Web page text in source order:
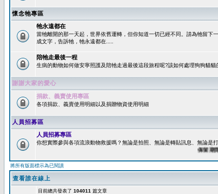
懷念牠專區
牠永遠都在
當牠離開的那一天起，世界依舊運轉，但你知道一切已經不同。請為牠留下
成文字，告訴牠，牠永遠都在.....
陪牠走最後一程
生病的動物如何做安寧照護及陪牠走過最後這段旅程呢?該如何處理狗狗貓貓
謝謝大家的愛心
捐款、義賣使用專區
各項捐款、義賣使用明細以及捐贈物資使用明細
人員招募區
人員招募專區
你想實際參與各項流浪動物救援嗎？無論是拍照、無論是轉貼訊息、無論是
保留期限
將所有版面標示為已閱讀
查看誰在線上
目前總共發表了 104011 篇文章